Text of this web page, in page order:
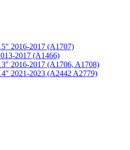
2016-2017 (A1707)
2017 (A1466)
2016-2017 (A1706, A1708)
2021-2023 (A2442 A2779)